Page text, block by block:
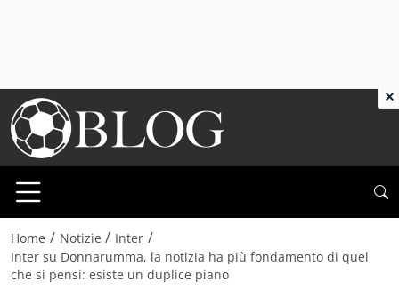
Home / Notizie / Inter /
Inter su Donnarumma, la notizia ha più fondamento di quel
che si pensi: esiste un duplice piano
×